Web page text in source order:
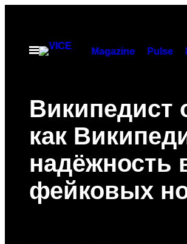
contentOpen
Magazine Pulse
Википедист
как
надёжность
фейковых